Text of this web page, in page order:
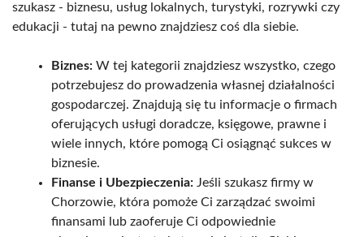
szukasz - biznesu, usług lokalnych, turystyki, rozrywki czy
edukacji - tutaj na pewno znajdziesz coś dla siebie.
Biznes: W tej kategorii znajdziesz wszystko, czego
potrzebujesz do prowadzenia własnej działalności
gospodarczej. Znajdują się tu informacje o firmach
oferujących usługi doradcze, księgowe, prawne i
wiele innych, które pomogą Ci osiągnąć sukces w
biznesie.
Finanse i Ubezpieczenia: Jeśli szukasz firmy w
Chorzowie, która pomoże Ci zarządzać swoimi
finansami lub zaoferuje Ci odpowiednie